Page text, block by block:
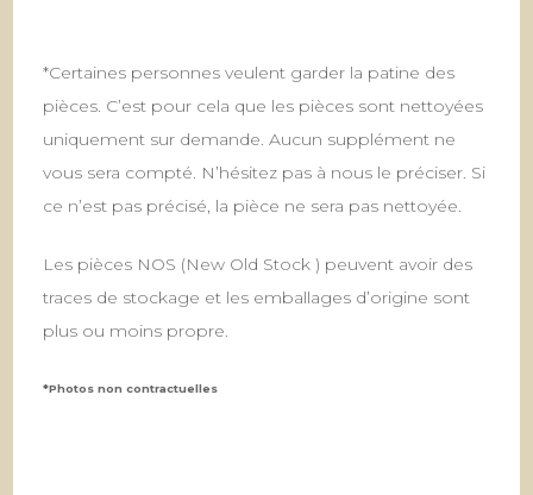
*Certaines personnes veulent garder la patine des
pièces. C’est pour cela que les pièces sont nettoyées
uniquement sur demande. Aucun supplément ne
vous sera compté. N’hésitez pas à nous le préciser. Si
ce n’est pas précisé, la pièce ne sera pas nettoyée.
Les pièces NOS (New Old Stock ) peuvent avoir des
traces de stockage et les emballages d’origine sont
plus ou moins propre.
*Photos non contractuelles